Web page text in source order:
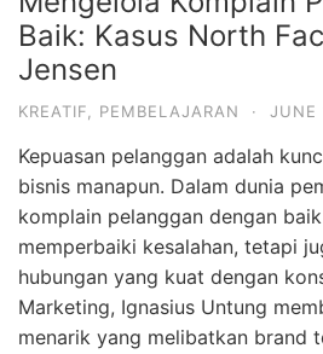
Baik: Kasus North
Jensen
KREATIF PEMBELAJARAN · JUNE
Kepuasan pelanggan adalah
bisnis manapun. Dalam dunia
komplain pelanggan dengan
memperbaiki kesalahan, tetapi
hubungan yang kuat dengan
Marketing, Ignasius Untung
menarik yang melibatkan brand